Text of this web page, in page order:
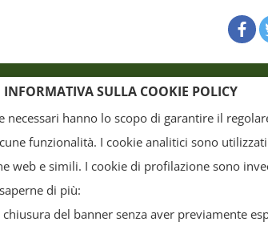
sono di proprietà del "Distretto Produttivo Agrumi di
presenti su questo sito, disponibili gratuitamente per il
che non vengano alterati in nessuna forma (testi,
normativa vigente.
INFORMATIVA SULLA COOKIE POLICY
hanno lo scopo di garantire il
funzionalità. I cookie analitici sono
web e simili. I cookie di profilazione sono
di più:
del banner senza aver previamente